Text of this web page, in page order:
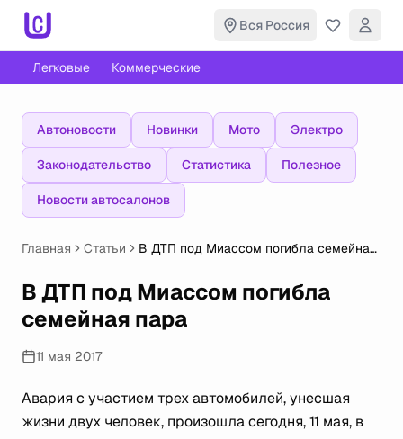
Вся Россия
Легковые Коммерческие
Автоновости Новинки Мото Электро
Законодательство Статистика Полезное
Новости автосалонов
Главная Статьи
В ДТП под Миассом погибла семейная
В ДТП под Миассом погибла
семейная пара
11 мая 2017
Авария с участием трех автомобилей, унесшая
жизни двух человек, произошла сегодня, 11 мая, в